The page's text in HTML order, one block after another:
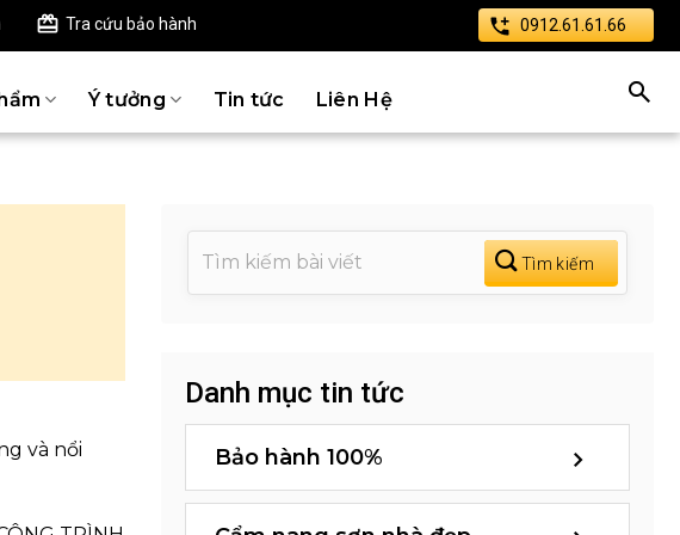
Tra cứu bảo hành 0912.61.61.66
Ý tưởng Tin tức Liên Hệ
và nổi
Danh mục tin tức
Bảo hành 100%